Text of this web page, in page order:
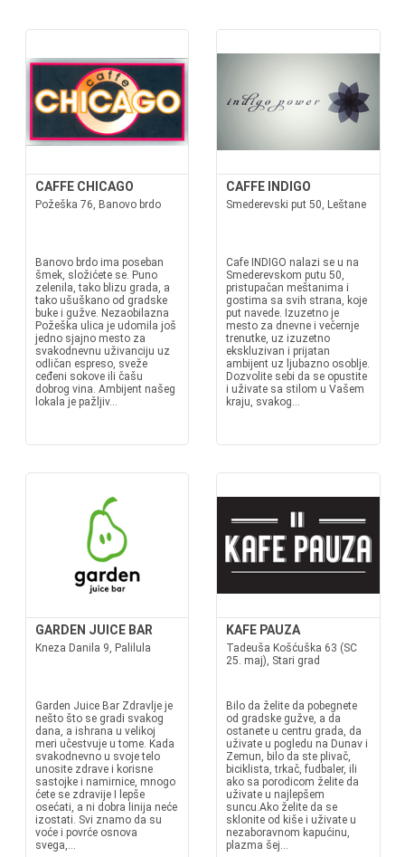
CAFFE CHICAGO
Požeška 76, Banovo brdo
Banovo brdo ima poseban
šmek, složićete se. Puno
zelenila, tako blizu grada, a
tako ušuškano od gradske
buke i gužve. Nezaobilazna
Požeška ulica je udomila još
jedno sjajno mesto za
svakodnevnu uživanciju uz
odličan espreso, sveže
ceđeni sokove ili čašu
dobrog vina. Ambijent našeg
lokala je pažljiv...
CAFFE INDIGO
Smederevski put 50, Leštane
Cafe INDIGO nalazi se u na
Smederevskom putu 50,
pristupačan meštanima i
gostima sa svih strana, koje
put navede. Izuzetno je
mesto za dnevne i večernje
trenutke, uz izuzetno
ekskluzivan i prijatan
ambijent uz ljubazno osoblje.
Dozvolite sebi da se opustite
i uživate sa stilom u Vašem
kraju, svakog...
GARDEN JUICE BAR
Kneza Danila 9, Palilula
Garden Juice Bar Zdravlje je
nešto što se gradi svakog
dana, a ishrana u velikoj
meri učestvuje u tome. Kada
svakodnevno u svoje telo
unosite zdrave i korisne
sastojke i namirnice, mnogo
ćete se zdravije I lepše
osećati, a ni dobra linija neće
izostati. Svi znamo da su
voće i povrće osnova
svega,...
KAFE PAUZA
Tadeuša Košćuška 63 (SC
25. maj), Stari grad
Bilo da želite da pobegnete
od gradske gužve, a da
ostanete u centru grada, da
uživate u pogledu na Dunav i
Zemun, bilo da ste plivač,
biciklista, trkač, fudbaler, ili
ako sa porodicom želite da
uživate u najlepšem
suncu.Ako želite da se
sklonite od kiše i uživate u
nezaboravnom kapućinu,
plazma šej...